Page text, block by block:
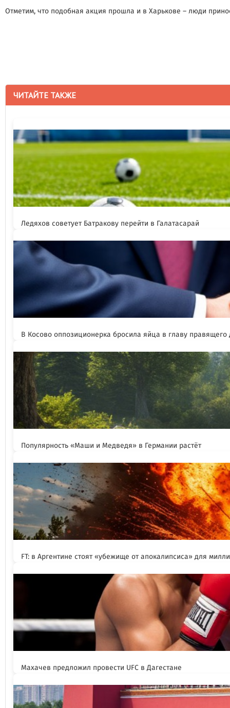
ЧИТАЙТЕ ТАКЖЕ
Ледяхов советует Батракову перейти в Галатасарай
В Косово оппозиционерка бросила яйца в главу
Популярность «Маши и Медведя» в Германии растёт
FT: в Аргентине стоят «убежище от апокалипсиса» для
Махачев предложил провести UFC в Дагестане
Отметим, что подобная акция прошла и в Харькове – люди